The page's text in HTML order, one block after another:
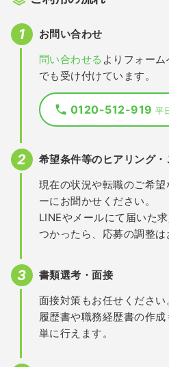
お問い合わせ
問い合わせる よりフォー
でも受け付けています。
0120-512-919平
希望条件等のヒアリング・
現在の状況や転職のご希
ーにお聞かせください。
LINEやメールにて届いた
つかったら、応募の調整は
書類選考・面接
面接対策もお任せください
履歴書や職務経歴書の作
単に行えます。